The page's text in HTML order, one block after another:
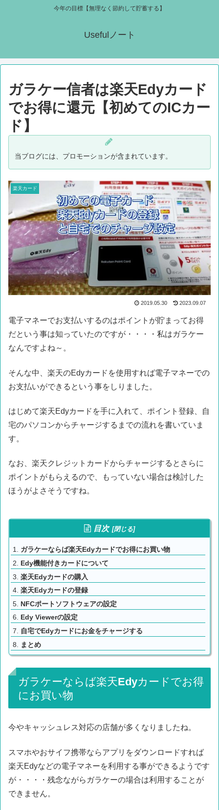
今年の目標【無理なく節約して貯蓄する】
Usefulノート
ガラケー信者は楽天Edyカード
でお得に還元【初めてのICカー
ド】
当ブログには、プロモーションが含まれています。
楽天カード
2019.05.30 2023.09.07
電子マネーでお支払いするのはポイントが貯まってお得
だという事は知っていたのですが・・・・私はガラケー
なんですよね～。
そんな中、楽天のEdyカードを使用すれば電子マネーでの
お支払いができるという事をしりました。
はじめて楽天Edyカードを手に入れて、ポイント登録、自
宅のパソコンからチャージするまでの流れを書いていま
す。
なお、楽天クレジットカードからチャージするとさらに
ポイントがもらえるので、もっていない場合は検討した
ほうがよさそうですね。
目次
ガラケーならば楽天Edyカードでお得にお買い物
Edy機能付きカードについて
楽天Edyカードの購入
楽天Edyカードの登録
NFCポートソフトウェアの設定
Edy Viewerの設定
自宅でEdyカードにお金をチャージする
まとめ
ガラケーならば楽天Edyカードでお得
にお買い物
今やキャッシュレス対応の店舗が多くなりましたね。
スマホやおサイフ携帯ならアプリをダウンロードすれば
楽天Edyなどの電子マネーを利用する事ができるようです
が・・・・残念ながらガラケーの場合は利用することが
できません。